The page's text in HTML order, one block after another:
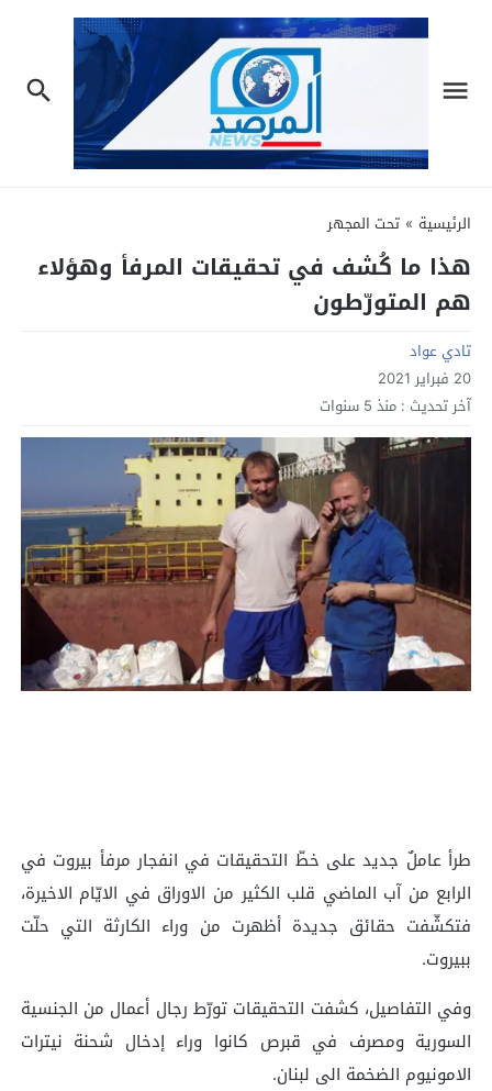
الرئيسية » تحت المجهر
هذا ما كُشف في تحقيقات المرفأ وهؤلاء
هم المتورّطون
تادي عواد
20 فبراير 2021
آخر تحديث : منذ 5 سنوات
طرأ عاملٌ جديد على خطّ التحقيقات في انفجار مرفأ بيروت في
الرابع من آب الماضي قلب الكثير من الاوراق في الايّام الاخيرة،
فتكشّفت حقائق جديدة أظهرت من وراء الكارثة التي حلّت
ببيروت.
وفي التفاصيل، كشفت التحقيقات تورّط رجال أعمال من الجنسية
السورية ومصرف في قبرص كانوا وراء إدخال شحنة نيترات
الامونيوم الضخمة الى لبنان.